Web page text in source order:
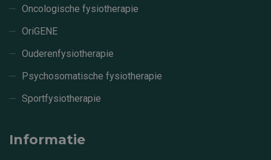
Oncologische fysiotherapie
OriGENE
Ouderenfysiotherapie
Psychosomatische fysiotherapie
Sportfysiotherapie
Informatie